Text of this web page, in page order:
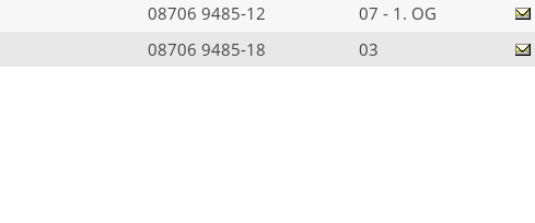
08706 9485-12 07 - 1. OG
08706 9485-18 03